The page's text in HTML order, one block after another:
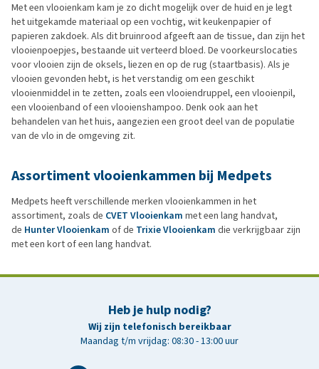
Met een vlooienkam kam je zo dicht mogelijk over de huid en je legt
het uitgekamde materiaal op een vochtig, wit keukenpapier of
papieren zakdoek. Als dit bruinrood afgeeft aan de tissue, dan zijn het
vlooienpoepjes, bestaande uit verteerd bloed. De voorkeurslocaties
voor vlooien zijn de oksels, liezen en op de rug (staartbasis). Als je
vlooien gevonden hebt, is het verstandig om een geschikt
vlooienmiddel in te zetten, zoals een vlooiendruppel, een vlooienpil,
een vlooienband of een vlooienshampoo. Denk ook aan het
behandelen van het huis, aangezien een groot deel van de populatie
van de vlo in de omgeving zit.
Assortiment vlooienkammen bij Medpets
Medpets heeft verschillende merken vlooienkammen in het
assortiment, zoals de CVET Vlooienkam met een lang handvat,
de Hunter Vlooienkam of de Trixie Vlooienkam die verkrijgbaar zijn
met een kort of een lang handvat.
Heb je hulp nodig?
Wij zijn telefonisch bereikbaar
Maandag t/m vrijdag: 08:30 - 13:00 uur